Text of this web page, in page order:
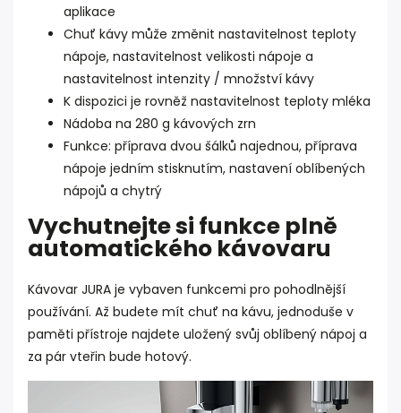
aplikace
Chuť kávy může změnit nastavitelnost teploty
nápoje, nastavitelnost velikosti nápoje a
nastavitelnost intenzity / množství kávy
K dispozici je rovněž nastavitelnost teploty mléka
Nádoba na 280 g kávových zrn
Funkce: příprava dvou šálků najednou, příprava
nápoje jedním stisknutím, nastavení oblíbených
nápojů a chytrý
Vychutnejte si funkce plně
automatického kávovaru
Kávovar JURA je vybaven funkcemi pro pohodlnější
používání. Až budete mít chuť na kávu, jednoduše v
paměti přístroje najdete uložený svůj oblíbený nápoj a
za pár vteřin bude hotový.